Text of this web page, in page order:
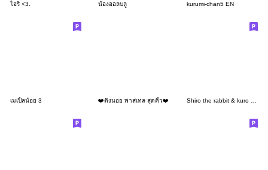
ไอริ <3. น้องออลบลู kurumi-chan5 EN
เมเปิ้ลน้อย 3 ❤️ติงนอย พาสเทล สุดคิ้ว❤️